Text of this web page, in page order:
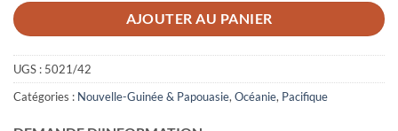
AJOUTER AU PANIER
UGS : 5021/42
Catégories : Nouvelle-Guinée & Papouasie, Océanie, Pacifique